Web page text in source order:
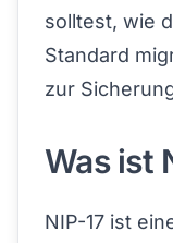
solltest, wie
Standard
zur
Was ist
NIP-17 ist